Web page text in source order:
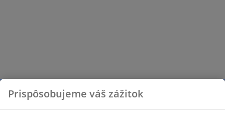
Prispôsobujeme váš zážitok